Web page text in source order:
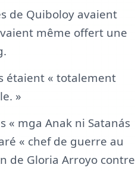
de Quiboloy avaient
même offert une
étaient « totalement
»
« mga Anak ni Satanás
« chef de guerre au
de Gloria Arroyo contre